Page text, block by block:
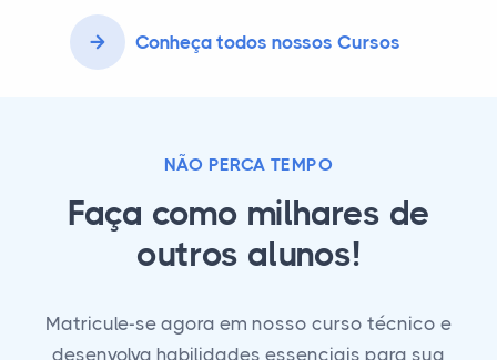
Conheça todos nossos Cursos
NÃO PERCA TEMPO
Faça como milhares de
outros alunos!
Matricule-se agora em nosso curso técnico e
desenvolva habilidades essenciais para sua